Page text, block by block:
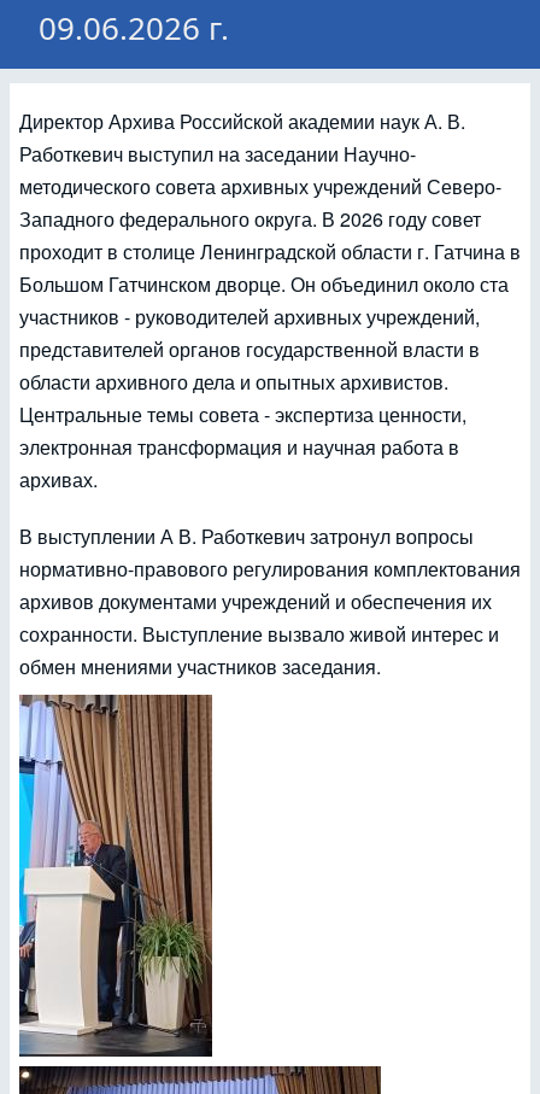
09.06.2026 г.
Директор Архива Российской академии наук А. В.
Работкевич выступил на заседании Научно-
методического совета архивных учреждений Северо-
Западного федерального округа. В 2026 году совет
проходит в столице Ленинградской области г. Гатчина в
Большом Гатчинском дворце. Он объединил около ста
участников - руководителей архивных учреждений,
представителей органов государственной власти в
области архивного дела и опытных архивистов.
Центральные темы совета - экспертиза ценности,
электронная трансформация и научная работа в
архивах.
В выступлении А В. Работкевич затронул вопросы
нормативно-правового регулирования комплектования
архивов документами учреждений и обеспечения их
сохранности. Выступление вызвало живой интерес и
обмен мнениями участников заседания.